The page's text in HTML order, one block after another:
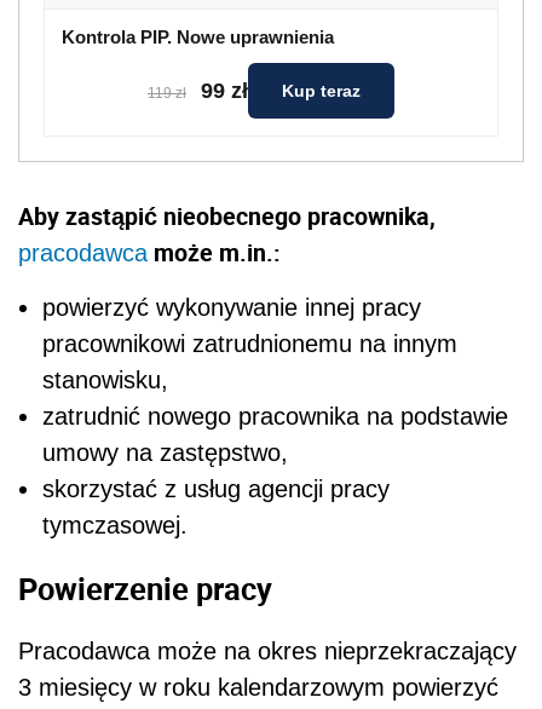
Kontrola PIP. Nowe uprawnienia
119 zł 99 zł Kup teraz
Aby zastąpić nieobecnego pracownika,
pracodawcamoże m.in.:
powierzyć wykonywanie innej pracy
pracownikowi zatrudnionemu na innym
stanowisku,
zatrudnić nowego pracownika na podstawie
umowy na zastępstwo,
skorzystać z usług agencji pracy
tymczasowej.
Powierzenie pracy
Pracodawca może na okres nieprzekraczający
3 miesięcy w roku kalendarzowym powierzyć